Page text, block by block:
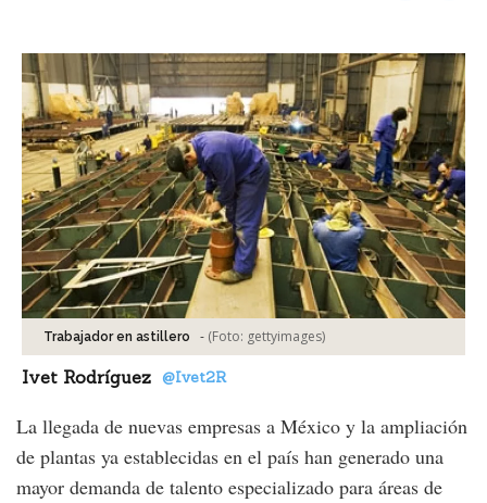
Trabajador en astillero - (Foto: gettyimages)
Ivet Rodríguez @Ivet2R
La llegada de nuevas empresas a México y la ampliación
de plantas ya establecidas en el país han generado una
mayor demanda de talento especializado para áreas de